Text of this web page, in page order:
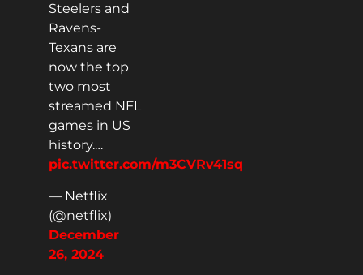
Steelers and
Ravens-
Texans are
now the top
two most
streamed NFL
games in US
history.…
pic.twitter.com/m3CVRv41sq
— Netflix
(@netflix)
December
26, 2024